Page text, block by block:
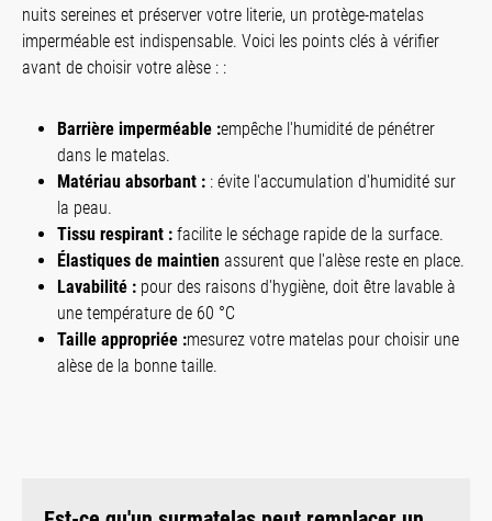
nuits sereines et préserver votre literie, un protège-matelas
imperméable est indispensable. Voici les points clés à vérifier
avant de choisir votre alèse : :
Barrière imperméable :empêche l'humidité de pénétrer
dans le matelas.
Matériau absorbant : : évite l'accumulation d'humidité sur
la peau.
Tissu respirant : facilite le séchage rapide de la surface.
Élastiques de maintien assurent que l'alèse reste en place.
Lavabilité : pour des raisons d'hygiène, doit être lavable à
une température de 60 °C
Taille appropriée :mesurez votre matelas pour choisir une
alèse de la bonne taille.